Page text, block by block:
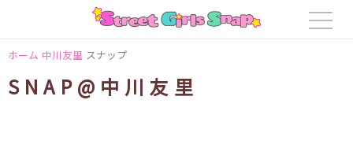
ホーム 中川友里 スナップ
SNAP@中川友里